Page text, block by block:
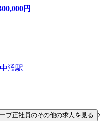
円
渓駅
正社員のその他の求人を見る